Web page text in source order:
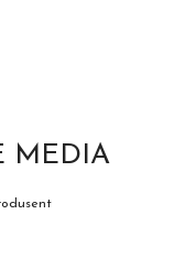
MEDIA